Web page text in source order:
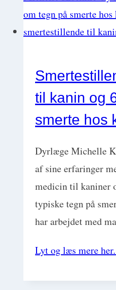
til kanin og
smerte hos
Dyrlæge Michelle
af sine erfaringer
medicin til kaniner
typiske tegn på
har arbejdet med
Lyt og læs mere